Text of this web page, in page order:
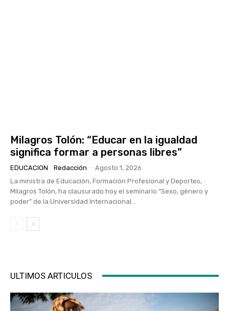
Milagros Tolón: “Educar en la igualdad
significa formar a personas libres”
EDUCACION Redacción - Agosto 1, 2026
La ministra de Educación, Formación Profesional y Deportes,
Milagros Tolón, ha clausurado hoy el seminario “Sexo, género y
poder” de la Universidad Internacional...
ULTIMOS ARTICULOS